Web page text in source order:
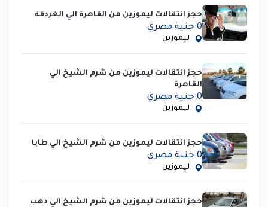
حجز انتقالات ليموزين من القاهرة الي الغردقة
0 جنية مصري
ليموزين
حجز انتقالات ليموزين من شرم الشيخ الي
القاهرة
0 جنية مصري
ليموزين
حجز انتقالات ليموزين من شرم الشيخ الي طابا
0 جنية مصري
ليموزين
حجز انتقالات ليموزين من شرم الشيخ الي دهب